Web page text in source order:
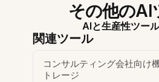
その他のAI
AIと生産性ツー
関連ツール
コンサルティング会社向け
トレージ